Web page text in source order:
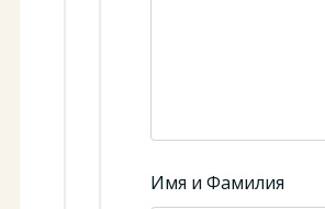
Имя и Фамилия